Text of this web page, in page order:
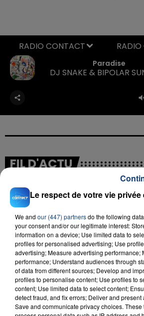
Paradise
DJ SNAKE & BIPOLAR
FIL D'ACTU
23 juillet 2026
INCENDIE MORTEL À LENS :
SON BÉBÉ ENTRE LA VIE ET
Un homme s'est immolé par le
aspergé sa compagne et leur
Le respect de votre vie
We and our (447) partnersdo the following
your consent and/or our legitimate interest:
information on a device; Use limited data to
profiles for personalised advertising; Use
advertising; Measure advertising performance;
performance; Understand audiences through
of data from different sources; Develop and
profiles to personalise content; Use profiles to
content; Use limited data to select content;
detect fraud, and fix errors; Deliver and
Save and communicate privacy choices.